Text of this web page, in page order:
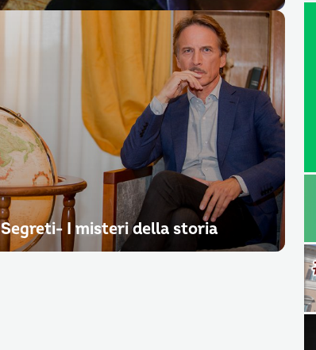
Segreti- I misteri della storia